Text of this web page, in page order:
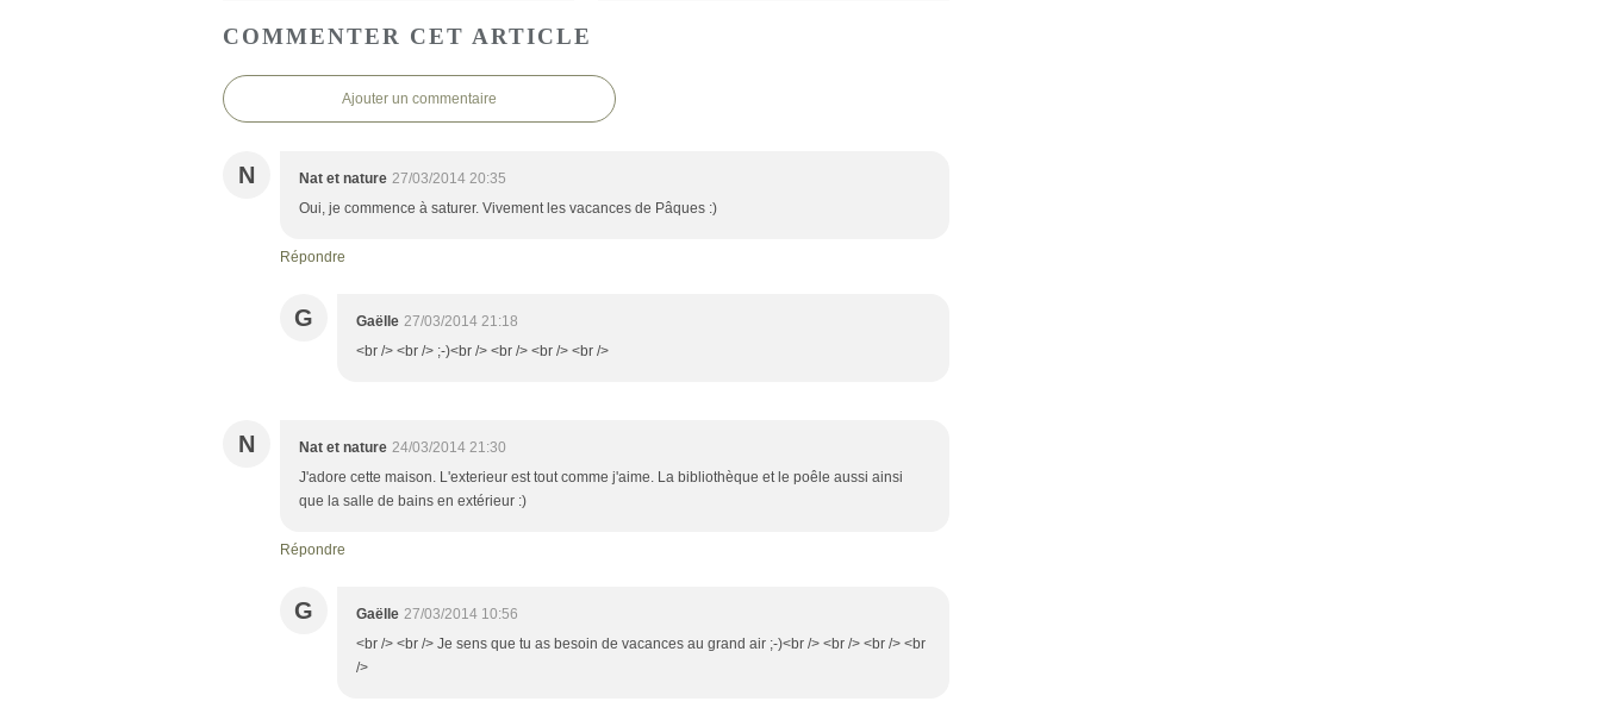
COMMENTER CET ARTICLE
Ajouter un commentaire
N Nat et nature 27/03/2014 20:35
Oui, je commence à saturer. Vivement les vacances de Pâques :)
Répondre
G Gaëlle 27/03/2014 21:18
<br /> <br /> ;-)<br /> <br /> <br /> <br />
N Nat et nature 24/03/2014 21:30
J'adore cette maison. L'exterieur est tout comme j'aime. La bibliothèque et le poêle aussi ainsi
que la salle de bains en extérieur :)
Répondre
G Gaëlle 27/03/2014 10:56
<br /> <br /> Je sens que tu as besoin de vacances au grand air ;-)<br /> <br /> <br /> <br
/>